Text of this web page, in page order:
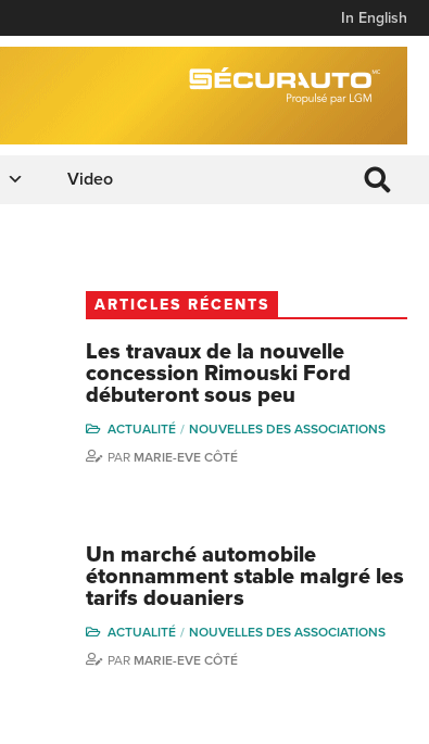
In English
Video
ARTICLES RÉCENTS
Les travaux de la nouvelle
concession Rimouski Ford
débuteront sous peu
ACTUALITÉ
NOUVELLES DES ASSOCIATIONS
PAR MARIE-EVE CÔTÉ
Un marché automobile
étonnamment stable malgré les
tarifs douaniers
ACTUALITÉ
NOUVELLES DES ASSOCIATIONS
PAR MARIE-EVE CÔTÉ